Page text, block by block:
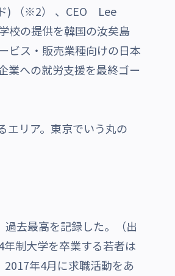
) （※2） 、CEO Lee
校の提供を韓国の汝矣島
ビス・販売業種向けの日本
業への就労支援を最終ゴー
エリア。東京でいう丸の
去最高を記録した。（出
制大学を卒業する若者は
年4月に求職活動をあ